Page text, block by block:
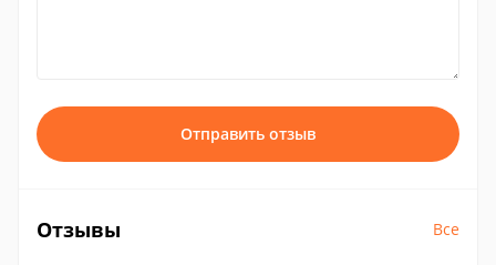
Отправить отзыв
Отзывы Все